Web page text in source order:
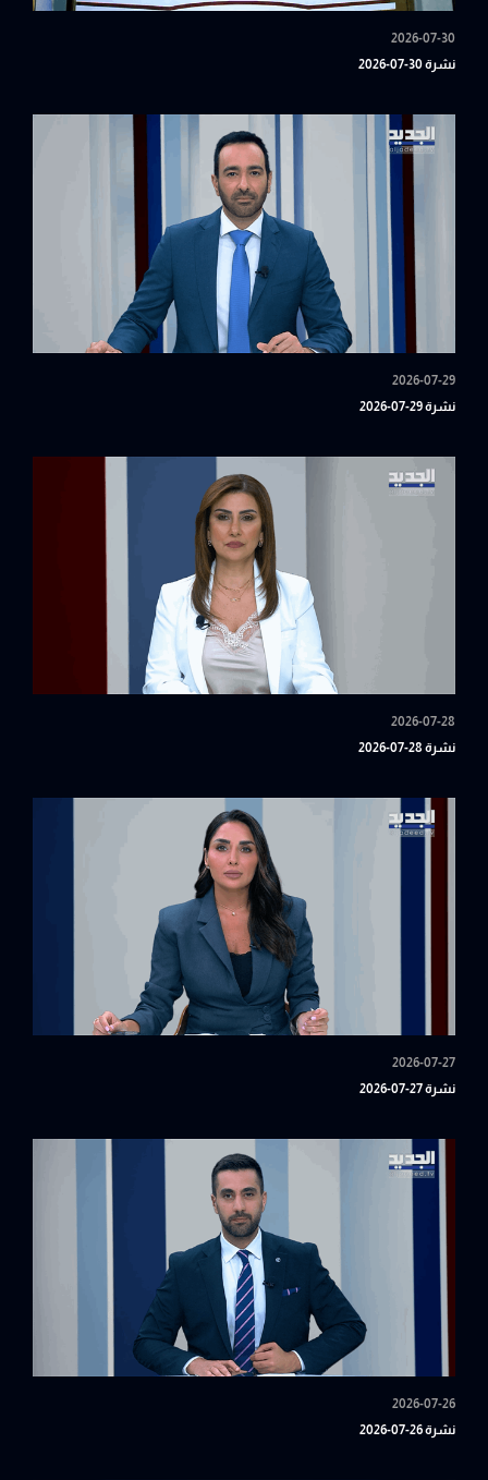
2026-07-30
نشرة 30-07-2026
2026-07-29
نشرة 29-07-2026
2026-07-28
نشرة 28-07-2026
2026-07-27
نشرة 27-07-2026
2026-07-26
نشرة 26-07-2026